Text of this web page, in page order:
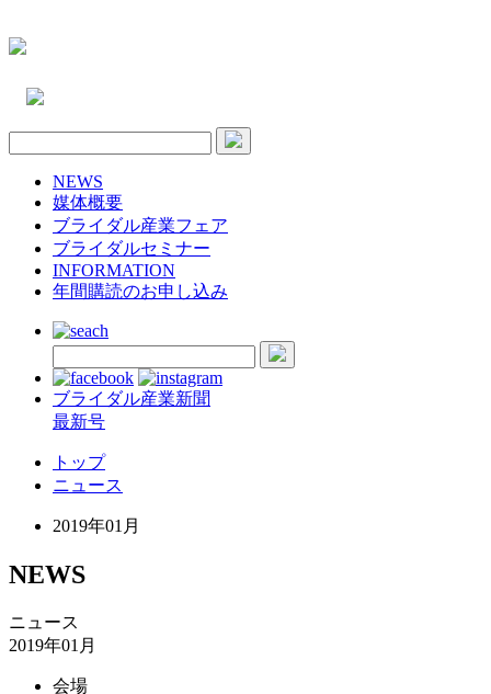
NEWS
媒体概要
ブライダル産業フェア
ブライダルセミナー
INFORMATION
年間購読のお申し込み
ブライダル産業新聞
最新号
トップ
ニュース
2019年01月
NEWS
ニュース
2019年01月
会場